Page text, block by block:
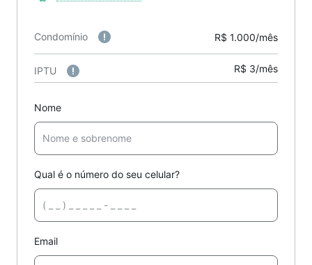
Condomínio R$ 1.000/mês
IPTU R$ 3/mês
Nome
Qual é o número do seu celular?
Email